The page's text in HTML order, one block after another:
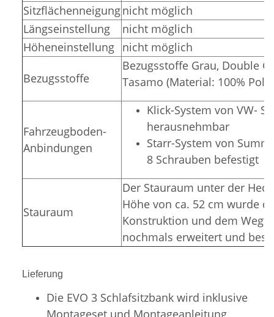
Sitzflächenneigungnicht möglich
Längseinstellung
nicht möglich
Höheneinstellung nicht möglich
Bezugsstoffe
Bezugsstoffe Grau, Double
Tasamo (Material: 100%
Fahrzeugboden-
Anbindungen
Klick-System von VW-
herausnehmbar
Starr-System von
8 Schrauben befestigt
Stauraum
Der Stauraum unter der
Höhe von ca. 52 cm wurde
Konstruktion und dem
nochmals erweitert und
Lieferung
Die EVO 3 Schlafsitzbank wird inklusive
Montageset und Montageanleitung